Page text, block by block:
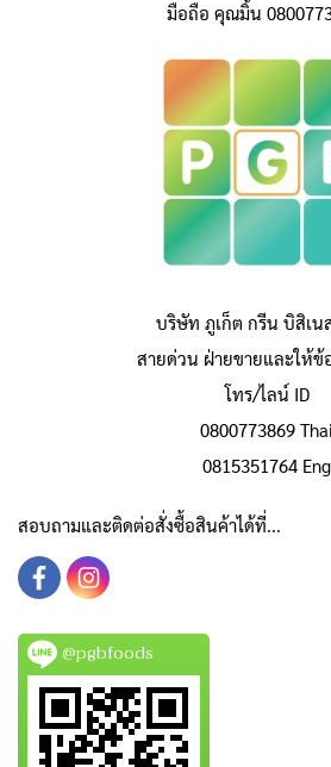
มือถือ คุณมิ้น
บริษัท ภูเก็ต กรีน บิสิเน
สายด่วน ฝ่ายขายและให้ข้
โทร/ไลน์ ID
0800773869 Thai
0815351764 Eng
สอบถามและติดต่อสั่งซื้อสินค้าได้ที่...
@pgbfoods